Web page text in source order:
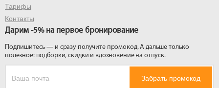
Тарифы
Контакты
Дарим -5% на первое бронирование
Подпишитесь — и сразу получите промокод. А дальше только
полезное: подборки, скидки и вдохновение на отпуск.
Забрать промокод